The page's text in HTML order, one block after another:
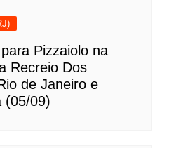
Pizzaiolo na
Recreio Dos
de Janeiro e
(05/09)